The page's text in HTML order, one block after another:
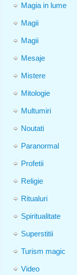
Magia in lume
Magii
Magii
Mesaje
Mistere
Mitologie
Multumiri
Noutati
Paranormal
Profetii
Religie
Ritualuri
Spiritualitate
Superstitii
Turism magic
Video